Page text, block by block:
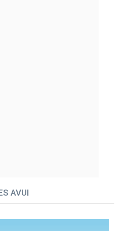
AVUI